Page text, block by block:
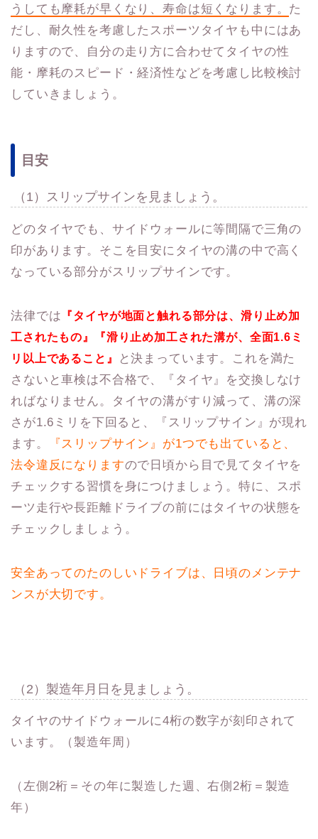
うしても摩耗が早くなり、寿命は短くなります。 た
だし、耐久性を考慮したスポーツタイヤも中にはあ
りますので、自分の走り方に合わせてタイヤの性
能・摩耗のスピード・経済性などを考慮し比較検討
していきましょう。
目安
（1）スリップサインを見ましょう。
どのタイヤでも、サイドウォールに等間隔で三角の
印があります。そこを目安にタイヤの溝の中で高く
なっている部分がスリップサインです。
法律では 『タイヤが地面と触れる部分は、滑り止め加
工されたもの』『滑り止め加工された溝が、全面1.6ミ
リ以上であること』
と決まっています。これを満た
さないと車検は不合格で、『タイヤ』を交換しなけ
ればなりません。タイヤの溝がすり減って、溝の深
さが1.6ミリを下回ると、『スリップサイン』が現れ
ます。
『スリップサイン』が1つでも出ていると、
法令違反になりますので日頃から目で見てタイヤを
チェックする習慣を身につけましょう。特に、スポ
ーツ走行や長距離ドライブの前にはタイヤの状態を
チェックしましょう。
安全あってのたのしいドライブは、日頃のメンテナ
ンスが大切です。
（2）製造年月日を見ましょう。
タイヤのサイドウォールに4桁の数字が刻印されて
います。（製造年周）
（左側2桁＝その年に製造した週、右側2桁＝製造
年）